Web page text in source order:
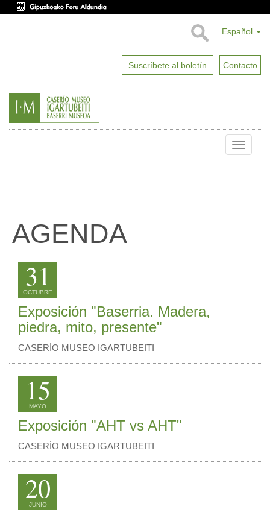
Español
Suscríbete al boletín Contacto
Toggle
AGENDA
31
OCTUBRE
Exposición "Baserria. Madera,
piedra, mito, presente"
CASERÍO MUSEO IGARTUBEITI
15
MAYO
Exposición "AHT vs AHT"
CASERÍO MUSEO IGARTUBEITI
20
JUNIO